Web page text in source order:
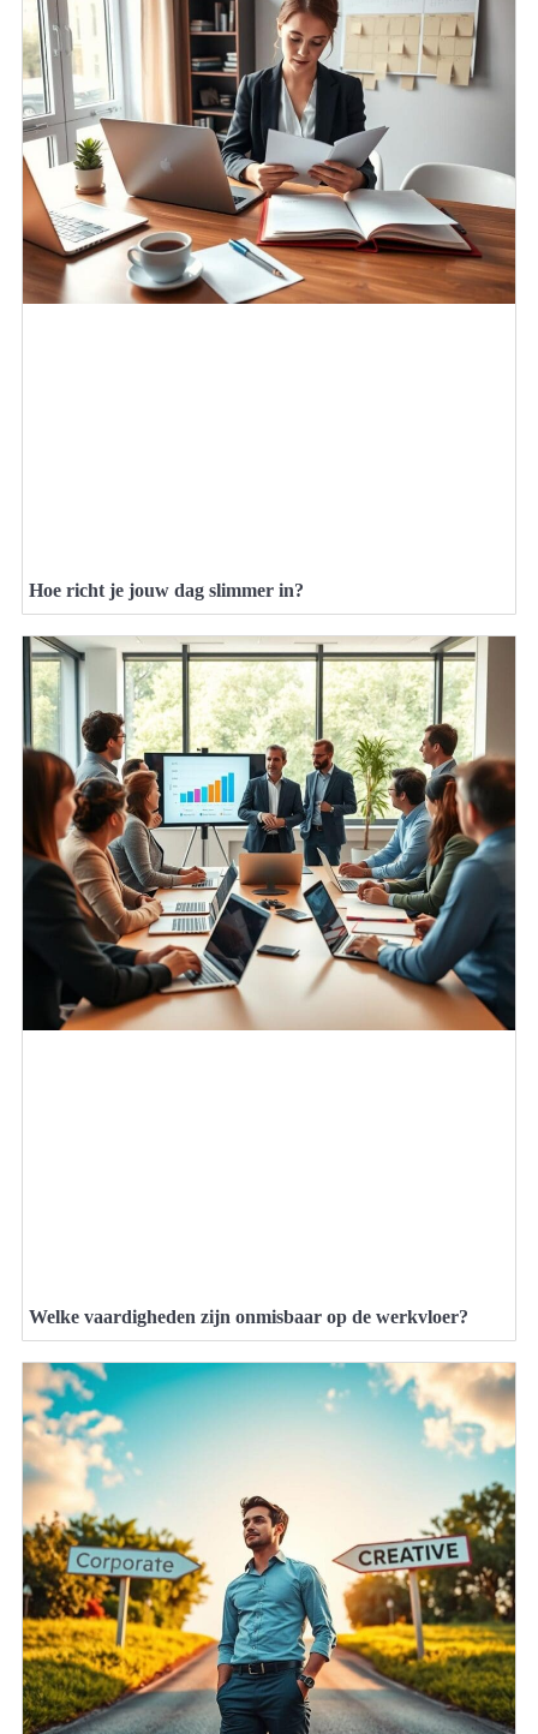
Hoe richt je jouw dag slimmer in?
Welke vaardigheden zijn onmisbaar op de werkvloer?